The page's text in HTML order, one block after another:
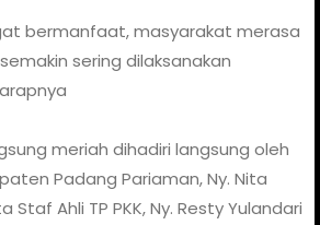
bermanfaat, masyarakat merasa
sering dilaksanakan
meriah dihadiri langsung oleh
Padang Pariaman, Ny. Nita
Staf Ahli TP PKK, Ny. Resty Yulandari